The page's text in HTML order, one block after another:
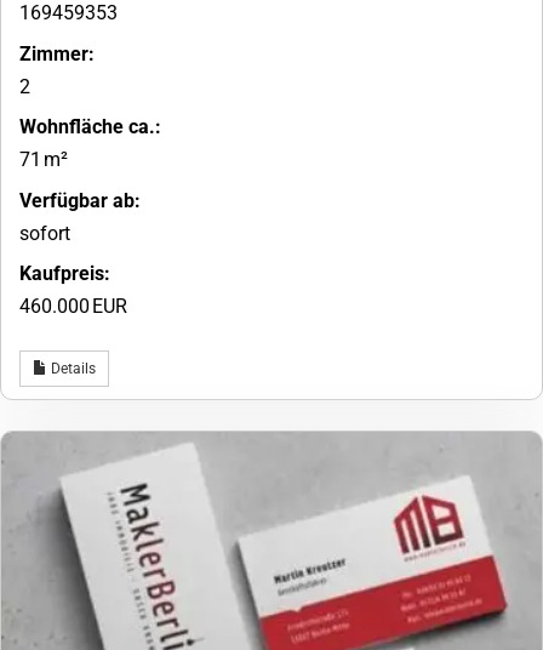
169459353
Zimmer:
2
Wohnfläche ca.:
71 m²
Verfügbar ab:
sofort
Kaufpreis:
460.000 EUR
Details